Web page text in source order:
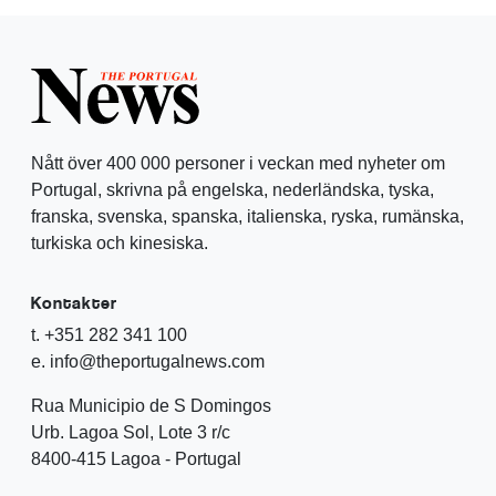
Nått över 400 000 personer i veckan med nyheter om
Portugal, skrivna på engelska, nederländska, tyska,
franska, svenska, spanska, italienska, ryska, rumänska,
turkiska och kinesiska.
Kontakter
t. +351 282 341 100
e. info@theportugalnews.com
Rua Municipio de S Domingos
Urb. Lagoa Sol, Lote 3 r/c
8400-415 Lagoa - Portugal